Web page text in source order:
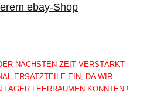
ebay-Shop
NÄCHSTEN ZEIT VERSTÄRKT
ERSATZTEILE EIN, DA WIR
LAGER LEERRÄUMEN KONNTEN !